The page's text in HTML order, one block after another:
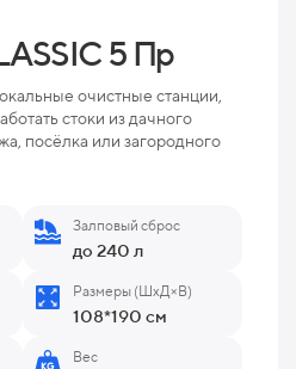
5 Пр
очистные станции,
стоки из дачного
посёлка или загородного
Залповый сброс
до 240 л
Размеры (ШхД×В)
108*190 см
Вес